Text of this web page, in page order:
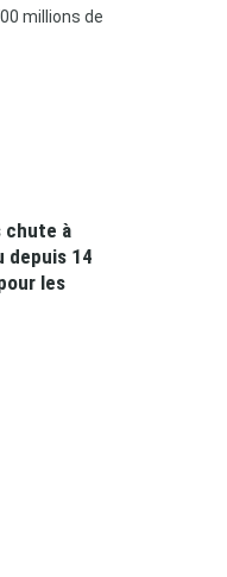
millions de
chute à
depuis 14
les